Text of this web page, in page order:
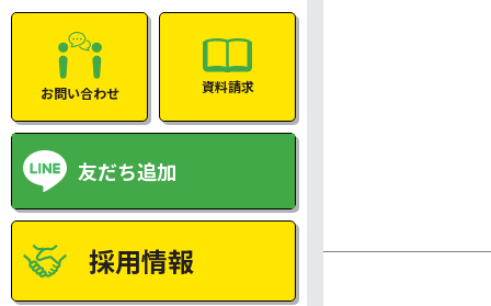
お問い合わせ 資料請求
友だち追加
採用情報